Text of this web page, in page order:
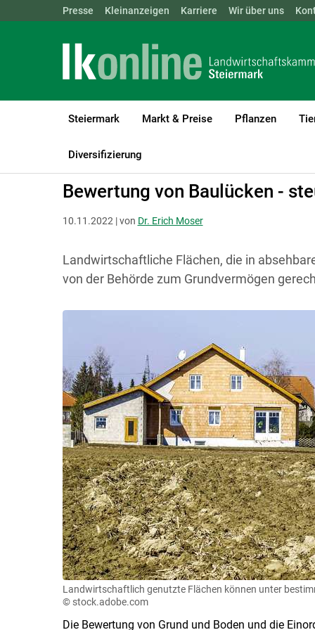
Landwirtschaftskammern: ÖSTERREICH BGLD KTN
Presse Kleinanzeigen Karriere Wir über uns
Steiermark Markt & Preise Pflanzen
Diversifizierung
LK Steiermark Recht & Steuer
Bewertung von Baulücken -
10.11.2022 | von Dr. Erich Moser
Landwirtschaftliche Flächen, die in
von der Behörde zum Grundvermögen
Landwirtschaftlich genutzte Flächen können unter
© stock.adobe.com
Die Bewertung von Grund und Boden und die